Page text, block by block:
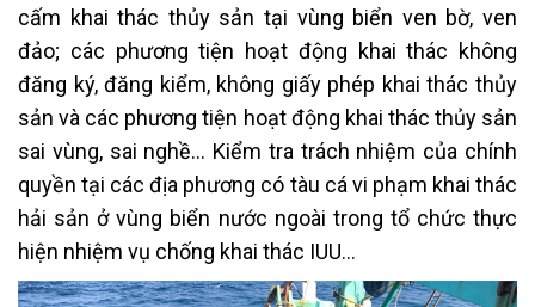
cấm khai thác thủy sản tại vùng biển ven bờ, ven
đảo; các phương tiện hoạt động khai thác không
đăng ký, đăng kiểm, không giấy phép khai thác thủy
sản và các phương tiện hoạt động khai thác thủy sản
sai vùng, sai nghề… Kiểm tra trách nhiệm của chính
quyền tại các địa phương có tàu cá vi phạm khai thác
hải sản ở vùng biển nước ngoài trong tổ chức thực
hiện nhiệm vụ chống khai thác IUU…